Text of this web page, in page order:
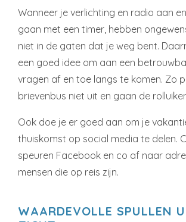
Wanneer je verlichting en radio aan
gaan met een timer, hebben
niet in de gaten dat je weg bent.
een goed idee om aan een
vragen af en toe langs te komen. Zo
brievenbus niet uit en gaan de
Ook doe je er goed aan om je
thuiskomst op social media te delen.
speuren Facebook en co af naar
mensen die op reis zijn.
WAARDEVOLLE SPULLEN